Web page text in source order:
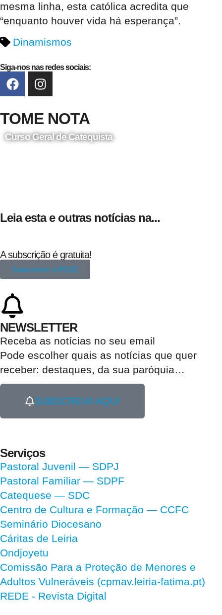
mesma linha, esta católica acredita que
“enquanto houver vida há esperança”.
Dinamismos
Siga-nos nas redes sociais:
TOME NOTA
Curso Geral de Catequista
Leia esta e outras notícias na...
A subscrição é gratuita!
Subscrever a REDE
NEWSLETTER
Receba as notícias no seu email​
Pode escolher quais as notícias que quer
receber: destaques, da sua paróquia…
SUBSCREVA AQUI
Serviços
Pastoral Juvenil — SDPJ
Pastoral Familiar — SDPF
Catequese — SDC
Centro de Cultura e Formação — CCFC
Seminário Diocesano
Cáritas de Leiria
Ondjoyetu
Comissão Para a Proteção de Menores e
Adultos Vulneráveis (cpmav.leiria-fatima.pt)
REDE - Revista Digital